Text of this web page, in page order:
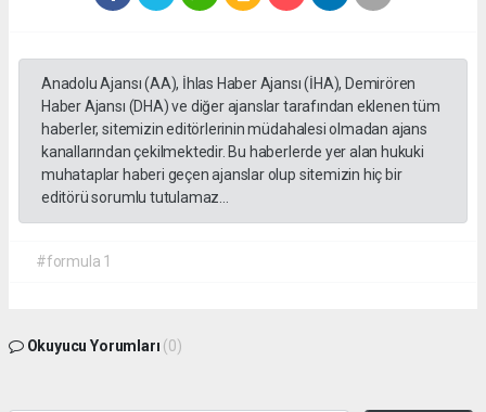
Anadolu Ajansı (AA), İhlas Haber Ajansı (İHA), Demirören
Haber Ajansı (DHA) ve diğer ajanslar tarafından eklenen tüm
haberler, sitemizin editörlerinin müdahalesi olmadan ajans
kanallarından çekilmektedir. Bu haberlerde yer alan hukuki
muhataplar haberi geçen ajanslar olup sitemizin hiç bir
editörü sorumlu tutulamaz...
#formula 1
Okuyucu Yorumları (0)